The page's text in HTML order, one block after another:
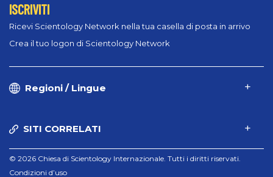
ISCRIVITI
Ricevi Scientology Network nella tua casella di posta in arrivo
Crea il tuo logon di Scientology Network
Regioni / Lingue
SITI CORRELATI
© 2026 Chiesa di Scientology Internazionale. Tutti i diritti riservati.
Condizioni d’uso